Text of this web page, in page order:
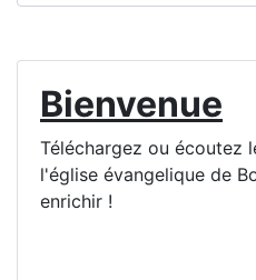
Bienvenue
Téléchargez ou écoutez
l'église évangelique de
enrichir !